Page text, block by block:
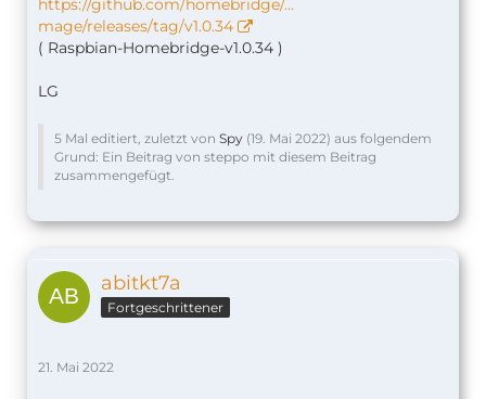
mage/releases/tag/v1.0.34
( Raspbian-Homebridge-v1.0.34 )
LG
5 Mal editiert, zuletzt von Spy (19. Mai 2022) aus folgendem
Grund: Ein Beitrag von steppo mit diesem Beitrag
zusammengefügt.
abitkt7a
Fortgeschrittener
21. Mai 2022